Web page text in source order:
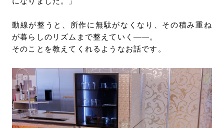
動線が整うと、所作に無駄がなくなり、その積み重ね
が暮らしのリズムまで整えていく――。
そのことを教えてくれるようなお話です。